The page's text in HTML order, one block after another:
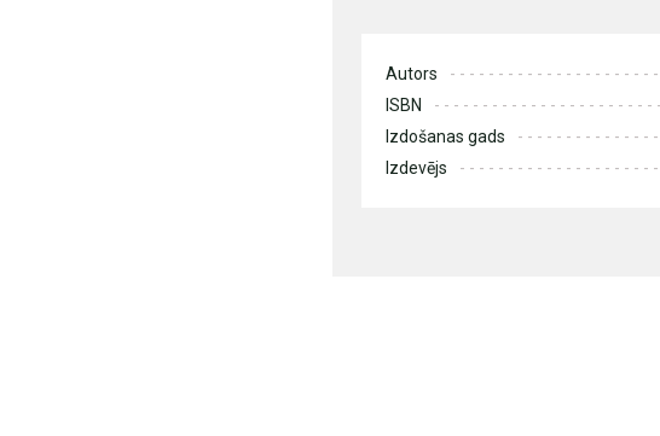
Autors
ISBN
Izdošanas gads
Izdevējs